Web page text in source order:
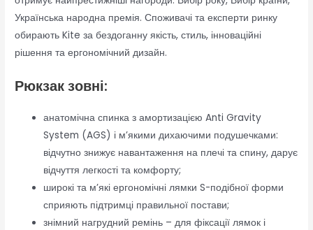
Українська народна премія. Споживачі та експерти ринку
обирають Kite за бездоганну якість, стиль, інноваційні
рішення та ергономічний дизайн.
Рюкзак зовні:
анатомічна спинка з амортизацією Anti Gravity
System (AGS) і м’якими дихаючими подушечками:
відчутно знижує навантаження на плечі та спину, дарує
відчуття легкості та комфорту;
широкі та м’які ергономічні лямки S-подібної форми
сприяють підтримці правильної постави;
знімний нагрудний ремінь – для фіксації лямок і